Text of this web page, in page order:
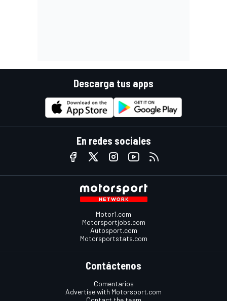
Descarga tus apps
En redes sociales
Motor1.com
Motorsportjobs.com
Autosport.com
Motorsportstats.com
Contáctenos
Comentarios
Advertise with Motorsport.com